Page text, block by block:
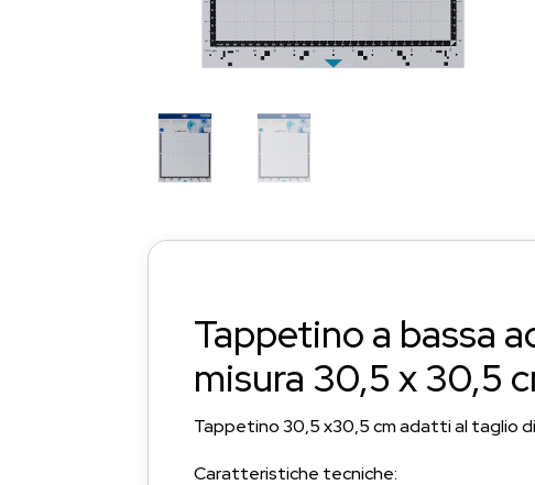
Tappetino a bassa
misura 30,5 x 30,5
Tappetino 30,5 x30,5 cm adatti al taglio
Caratteristiche tecniche: